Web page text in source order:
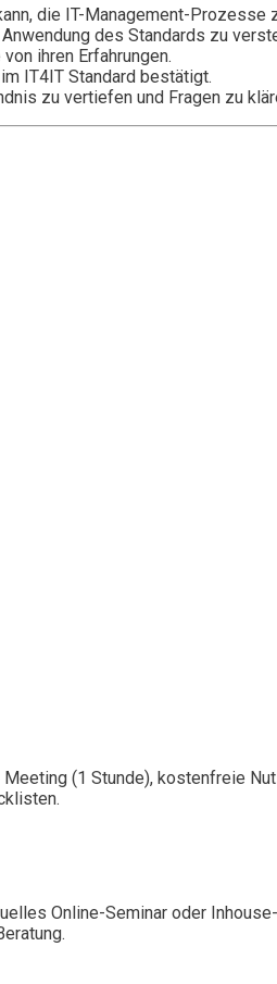
die IT-Management-
des Standards zu
ihren Erfahrungen.
IT4IT Standard bestätigt.
zu vertiefen und Fragen zu
(1 Stunde), kostenfreie
Online-Seminar oder